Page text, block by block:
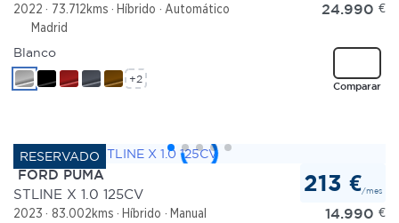
2022 73.712kms Híbrido
Automático
Madrid
24.990 €
Comparar
Blanco
+2
FORD PUMA
STLINE X 1.0 125CV
2023 83.002kms Híbrido
Manual
213 €/mes
14.990 €